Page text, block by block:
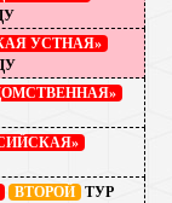
УСТНАЯ»
ВТОРОЙ ТУР